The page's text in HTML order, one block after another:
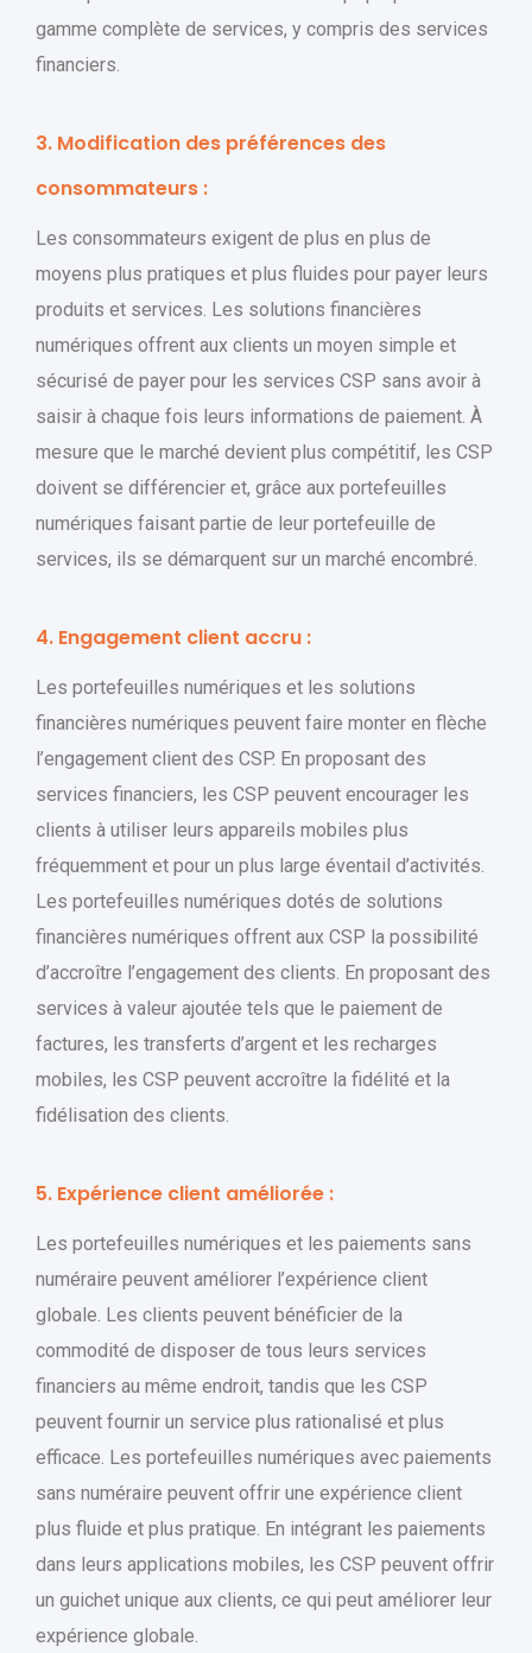
gamme complète de services, y compris des services
financiers.
3. Modification des préférences des
consommateurs :
Les consommateurs exigent de plus en plus de
moyens plus pratiques et plus fluides pour payer leurs
produits et services. Les solutions financières
numériques offrent aux clients un moyen simple et
sécurisé de payer pour les services CSP sans avoir à
saisir à chaque fois leurs informations de paiement. À
mesure que le marché devient plus compétitif, les CSP
doivent se différencier et, grâce aux portefeuilles
numériques faisant partie de leur portefeuille de
services, ils se démarquent sur un marché encombré.
4. Engagement client accru :
Les portefeuilles numériques et les solutions
financières numériques peuvent faire monter en flèche
l’engagement client des CSP. En proposant des
services financiers, les CSP peuvent encourager les
clients à utiliser leurs appareils mobiles plus
fréquemment et pour un plus large éventail d’activités.
Les portefeuilles numériques dotés de solutions
financières numériques offrent aux CSP la possibilité
d’accroître l’engagement des clients. En proposant des
services à valeur ajoutée tels que le paiement de
factures, les transferts d’argent et les recharges
mobiles, les CSP peuvent accroître la fidélité et la
fidélisation des clients.
5. Expérience client améliorée :
Les portefeuilles numériques et les paiements sans
numéraire peuvent améliorer l’expérience client
globale. Les clients peuvent bénéficier de la
commodité de disposer de tous leurs services
financiers au même endroit, tandis que les CSP
peuvent fournir un service plus rationalisé et plus
efficace. Les portefeuilles numériques avec paiements
sans numéraire peuvent offrir une expérience client
plus fluide et plus pratique. En intégrant les paiements
dans leurs applications mobiles, les CSP peuvent offrir
un guichet unique aux clients, ce qui peut améliorer leur
expérience globale.